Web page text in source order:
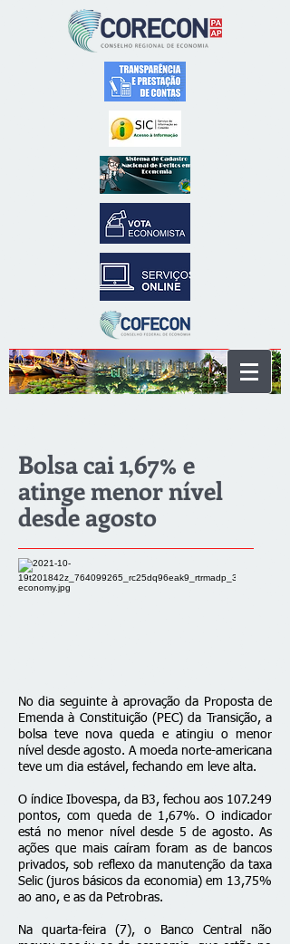
Bolsa cai 1,67% e
atinge menor nível
desde agosto
No dia seguinte à aprovação da Proposta de
Emenda à Constituição (PEC) da Transição, a
bolsa teve nova queda e atingiu o menor
nível desde agosto. A moeda norte-americana
teve um dia estável, fechando em leve alta.
O índice Ibovespa, da B3, fechou aos 107.249
pontos, com queda de 1,67%. O indicador
está no menor nível desde 5 de agosto. As
ações que mais caíram foram as de bancos
privados, sob reflexo da manutenção da taxa
Selic (juros básicos da economia) em 13,75%
ao ano, e as da Petrobras.
Na quarta-feira (7), o Banco Central não